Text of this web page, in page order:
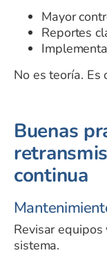
Mayor
Reportes
No es teoría. Es
Buenas
continua
Revisar
sistema.